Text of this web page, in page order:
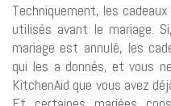
Techniquement, les
utilisés avant le mariage.
mariage est annulé, les
qui les a donnés, et vous
KitchenAid que vous avez